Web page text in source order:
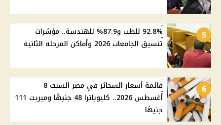
5
92.8% للطب و87.9% للهندسة.. مؤشرات
تنسيق الجامعات 2026 وأماكن المرحلة الثانية
6
قائمة أسعار السجائر في مصر السبت 8
أغسطس 2026.. كليوباترا 48 جنيهًا وميريت 111
جنيهًا